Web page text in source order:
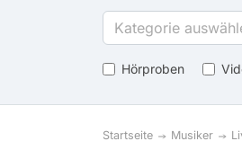
Kategorie
Hörproben
Startseite Musiker